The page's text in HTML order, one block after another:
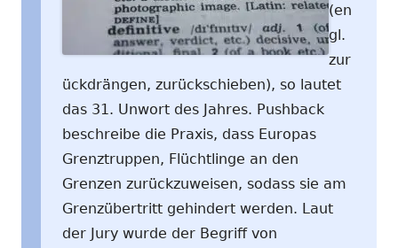
(en
gl.
zur
ückdrängen, zurückschieben), so lautet
das 31. Unwort des Jahres. Pushback
beschreibe die Praxis, dass Europas
Grenztruppen, Flüchtlinge an den
Grenzen zurückzuweisen, sodass sie am
Grenzübertritt gehindert werden. Laut
der Jury wurde der Begriff von